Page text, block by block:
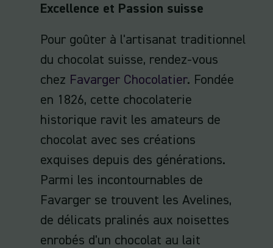
Excellence et Passion suisse
Pour goûter à l'artisanat traditionnel
du chocolat suisse, rendez-vous
chez Favarger Chocolatier. Fondée
en 1826, cette chocolaterie
historique ravit les amateurs de
chocolat avec ses créations
exquises depuis des générations.
Parmi les incontournables de
Favarger se trouvent les Avelines,
de délicats pralinés aux noisettes
enrobés d'un chocolat au lait